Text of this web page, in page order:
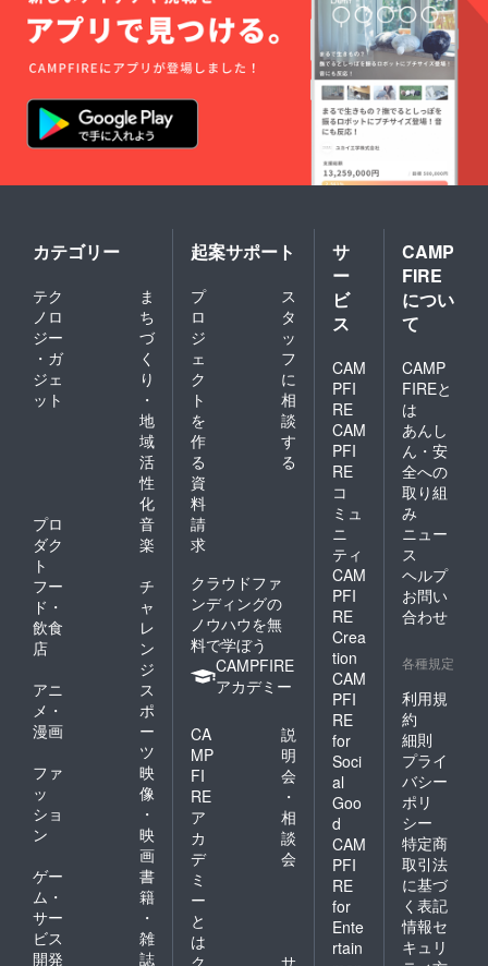
ブ！！
※日程は
メール
で決め
ます ※
福岡へ
の移動
い方や
どうし
ても日
わない
場合は
配信ラ
イブも
可能で
カテゴリー
テク
ノロ
ジー
・ガ
ジェ
ット
ま
ち
づ
く
り
・
地
域
活
性
化
プロ
ダク
ト
音
楽
フー
ド・
飲食
店
チ
ャ
レ
ン
ジ
アニ
メ・
漫画
ス
ポ
ー
ツ
ファ
ッ
ショ
ン
映
像
・
映
画
ゲー
ム・
サー
ビス
開発
書
籍
・
雑
誌
起案サポート
プ
ロ
ジ
ェ
ク
ト
を
作
る
ス
タ
ッ
フ
に
相
談
す
る
資
料
請
求
クラウドファ
ンディングの
ノウハウを無
料で学ぼう
CAMPFIRE
アカデミー
CA
MP
FI
RE
ア
カ
デ
ミ
ー
と
は
説
明
会
・
相
談
会
ク
サ
サ
ー
ビ
ス
CAM
PFI
RE
CAM
PFI
RE
コ
ミュ
ニ
ティ
CAM
PFI
RE
Crea
tion
CAM
PFI
RE
for
Soci
al
Goo
d
CAM
PFI
RE
for
Ente
rtain
CAMP
FIRE
につい
て
CAMP
FIREと
は
あんし
ん・安
全への
取り組
み
ニュー
ス
ヘルプ
お問い
合わせ
各種規定
利用規
約
細則
プライ
バシー
ポリ
シー
特定商
取引法
に基づ
く表記
情報セ
キュリ